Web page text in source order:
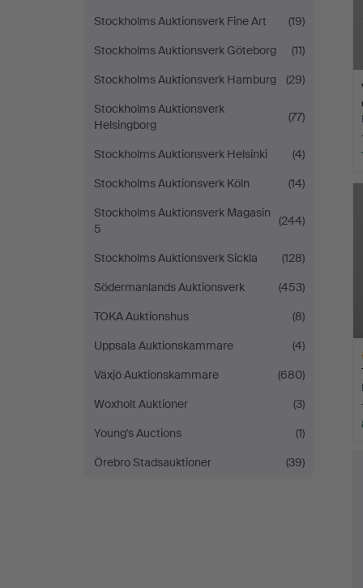
Stockholms Auktionsverk Fine Art
(19)
Stockholms Auktionsverk Göteborg
(11)
Stockholms Auktionsverk Hamburg
(29)
Stockholms Auktionsverk
Helsingborg
(77)
Stockholms Auktionsverk Helsinki
(4)
Stockholms Auktionsverk Köln
(14)
Stockholms Auktionsverk Magasin
5
(244)
Stockholms Auktionsverk Sickla
(128)
Södermanlands Auktionsverk
(453)
TOKA Auktionshus
(8)
Uppsala Auktionskammare
(4)
Växjö Auktionskammare
(680)
Woxholt Auktioner
(3)
Young's Auctions
(1)
Örebro Stadsauktioner
(39)